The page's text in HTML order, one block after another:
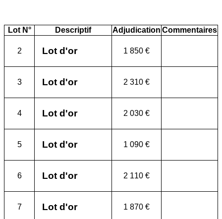
Lot N° Descriptif Adjudication Commentaires
2 Lot d'or 1 850 €
3 Lot d'or 2 310 €
4 Lot d'or 2 030 €
5 Lot d'or 1 090 €
6 Lot d'or 2 110 €
7 Lot d'or 1 870 €